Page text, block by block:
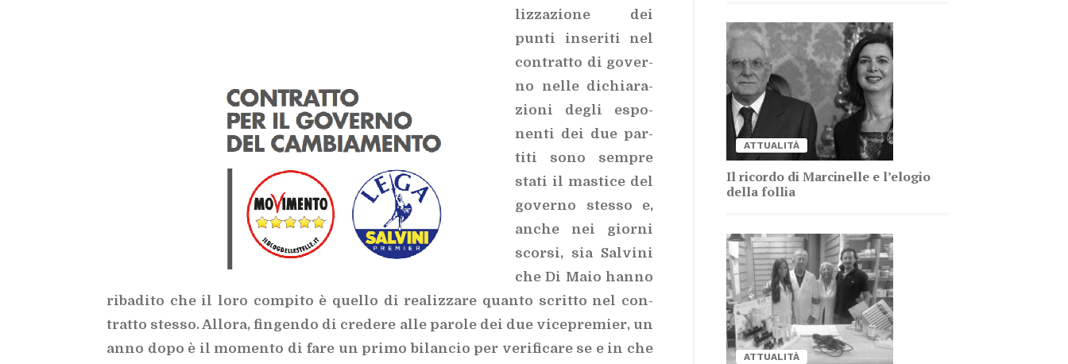
liz­za­zio­ne dei
pun­ti in­se­ri­ti nel
con­trat­to di go­ver­
no nel­le di­chia­ra­
zio­ni de­gli espo­
nen­ti dei due par­
ti­ti sono sem­pre
sta­ti il ma­sti­ce del
go­ver­no stes­so e,
an­che nei gior­ni
scor­si, sia Sal­vi­ni
che Di Maio han­no
ri­ba­di­to che il loro com­pi­to è quel­lo di rea­liz­za­re quan­to scrit­to nel con­
trat­to stes­so. Al­lo­ra, fin­gen­do di cre­de­re alle pa­ro­le dei due vi­ce­pre­mier, un
anno dopo è il mo­men­to di fare un pri­mo bi­lan­cio per ve­ri­fi­ca­re se e in che
AT­TUA­LI­TÀ
Il ri­cor­do di Mar­ci­nel­le e l’e­lo­gio
del­la fol­lia
AT­TUA­LI­TÀ